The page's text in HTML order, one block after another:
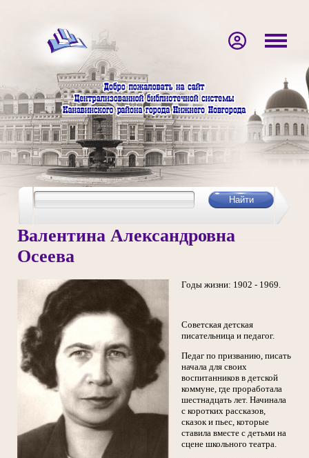
Валентина Александровна
Осеева
Годы жизни: 1902 - 1969.
Советская детская
писательница и педагог.
Педаг по призванию, писать
начала для своих
воспитанников в детской
коммуне, где проработала
шестнадцать лет. Начинала
с коротких рассказов,
сказок и пьес, которые
ставила вместе с детьми на
сцене школьного театра.